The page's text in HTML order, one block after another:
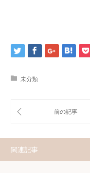
未分類
関連記事